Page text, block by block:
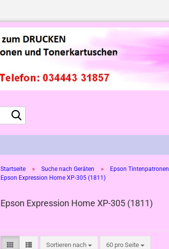
Startseite » Suche nach Geräten » Epson Tintenpatronen
Epson Expression Home XP-305 (1811)
Epson Expression Home XP-305 (1811)
Sortieren nach
Sortieren nach 60 pro Seite
pro Seite